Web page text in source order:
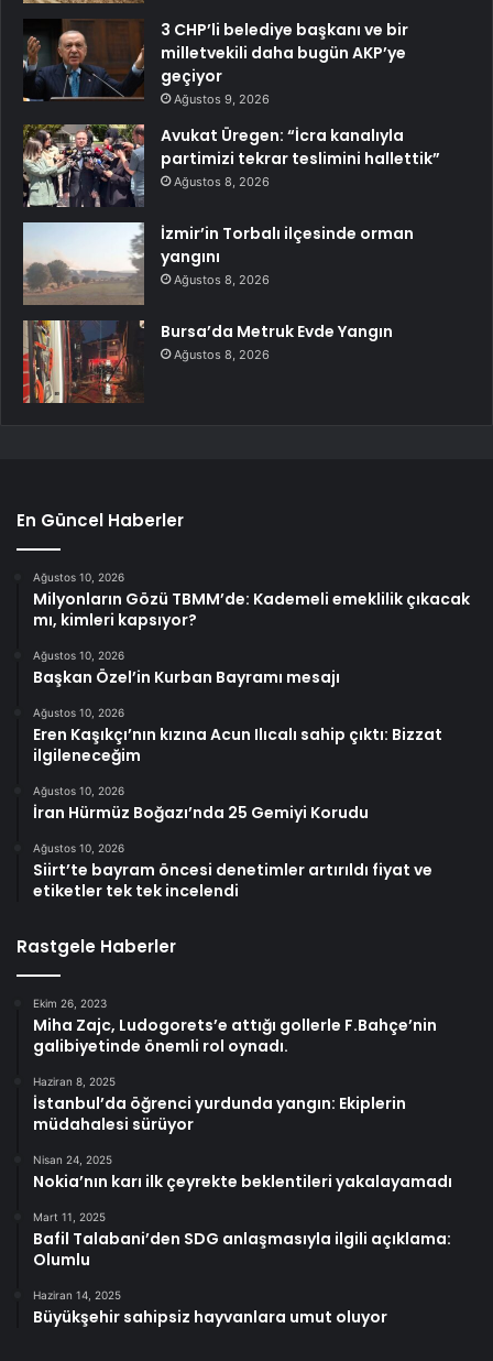
3 CHP’li belediye başkanı ve bir
milletvekili daha bugün AKP’ye
geçiyor
Ağustos 9, 2026
Avukat Üregen: “İcra kanalıyla
partimizi tekrar teslimini hallettik”
Ağustos 8, 2026
İzmir’in Torbalı ilçesinde orman
yangını
Ağustos 8, 2026
Bursa’da Metruk Evde Yangın
Ağustos 8, 2026
En Güncel Haberler
Ağustos 10, 2026
Milyonların Gözü TBMM’de: Kademeli emeklilik çıkacak
mı, kimleri kapsıyor?
Ağustos 10, 2026
Başkan Özel’in Kurban Bayramı mesajı
Ağustos 10, 2026
Eren Kaşıkçı’nın kızına Acun Ilıcalı sahip çıktı: Bizzat
ilgileneceğim
Ağustos 10, 2026
İran Hürmüz Boğazı’nda 25 Gemiyi Korudu
Ağustos 10, 2026
Siirt’te bayram öncesi denetimler artırıldı fiyat ve
etiketler tek tek incelendi
Rastgele Haberler
Ekim 26, 2023
Miha Zajc, Ludogorets’e attığı gollerle F.Bahçe’nin
galibiyetinde önemli rol oynadı.
Haziran 8, 2025
İstanbul’da öğrenci yurdunda yangın: Ekiplerin
müdahalesi sürüyor
Nisan 24, 2025
Nokia’nın karı ilk çeyrekte beklentileri yakalayamadı
Mart 11, 2025
Bafil Talabani’den SDG anlaşmasıyla ilgili açıklama:
Olumlu
Haziran 14, 2025
Büyükşehir sahipsiz hayvanlara umut oluyor